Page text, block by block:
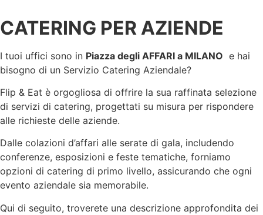
CATERING PER AZIENDE
I tuoi uffici sono in Piazza degli AFFARI a MILANO e hai
bisogno di un Servizio Catering Aziendale?
Flip & Eat è orgogliosa di offrire la sua raffinata selezione
di servizi di catering, progettati su misura per rispondere
alle richieste delle aziende.
Dalle colazioni d’affari alle serate di gala, includendo
conferenze, esposizioni e feste tematiche, forniamo
opzioni di catering di primo livello, assicurando che ogni
evento aziendale sia memorabile.
Qui di seguito, troverete una descrizione approfondita dei